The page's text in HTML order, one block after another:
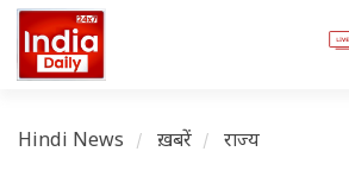
Hindi News ख़बरें राज्य